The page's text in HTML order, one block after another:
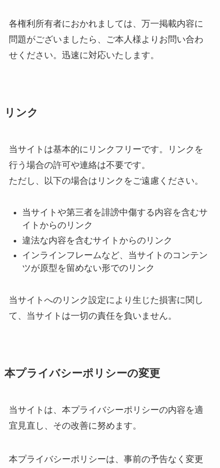
各権利所有者におかれましては、万一掲載内容に
問題がございましたら、ご本人様よりお問い合わ
せください。迅速に対応いたします。
リンク
当サイトは基本的にリンクフリーです。リンクを
行う場合の許可や連絡は不要です。
ただし、以下の場合はリンクをご遠慮ください。
当サイトや第三者を誹謗中傷する内容を含むサ
イトからのリンク
違法な内容を含むサイトからのリンク
インラインフレームなど、当サイトのコンテン
ツが原型を留めない形でのリンク
当サイトへのリンク設定により生じた損害に関し
て、当サイトは一切の責任を負いません。
本プライバシーポリシーの変更
当サイトは、本プライバシーポリシーの内容を適
宜見直し、その改善に努めます。
本プライバシーポリシーは、事前の予告なく変更